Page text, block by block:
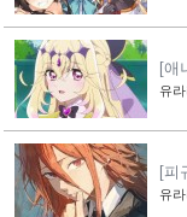
[애
상
유
[피
공
유